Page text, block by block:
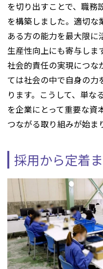
を切り出すことで、職
を構築しました。適切な
ある方の能力を最大限
生産性向上にも寄与しま
社会的責任の実現につな
ては社会の中で自身の力
ります。こうして、単な
を企業にとって重要な資
つながる取り組みが始ま
採用から定着